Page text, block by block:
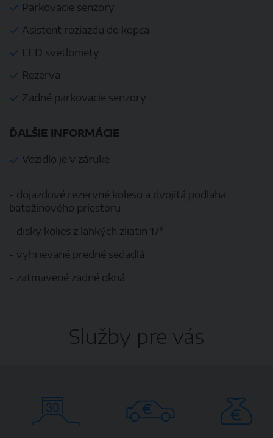
Parkovacie senzory
Asistent rozjazdu do kopca
LED svetlomety
Rezerva
Zadné parkovacie senzory
ĎALŠIE INFORMÁCIE
Vozidlo je v záruke
- dojazdové rezervné koleso a dvojitá podlaha
batožinového priestoru
- disky kolies z lahkých zliatin 17"
- vyhrievané predné sedadlá
- zatmavené zadné okná
Služby pre vás